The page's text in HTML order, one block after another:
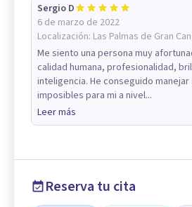
Sergio D
6 de marzo de 2022
Localización: Las Palmas de Gran
Me siento una persona muy
calidad humana, profesionalidad,
inteligencia. He conseguido
imposibles para mi a nivel...
Leer más
Reserva tu cita